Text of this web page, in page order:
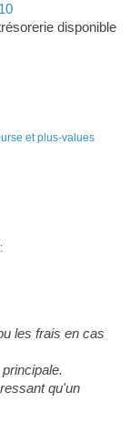
disponible
et plus-values
les frais en cas
qu'un